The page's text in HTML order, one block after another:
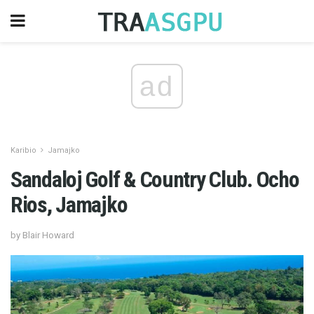
ad
Karibio Jamajko
Sandaloj Golf & Country Club. Ocho
Rios, Jamajko
by Blair Howard